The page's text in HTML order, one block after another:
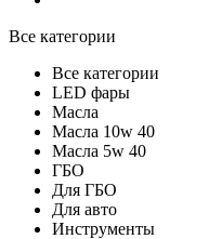
Все категории
Все категории
LED фары
Масла
Масла 10w 40
Масла 5w 40
ГБО
Для ГБО
Для авто
Инструменты